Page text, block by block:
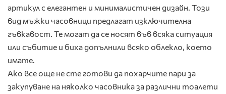
артикул с елегантен и минималистичен дизайн. Този
вид мъжки часовници предлагат изключителна
гъвкавост. Те могат да се носят във всяка ситуация
или събитие и биха допълнили всяко облекло, което
имате.
Ако все още не сте готови да похарчите пари за
закупуване на няколко часовника за различни тоалети